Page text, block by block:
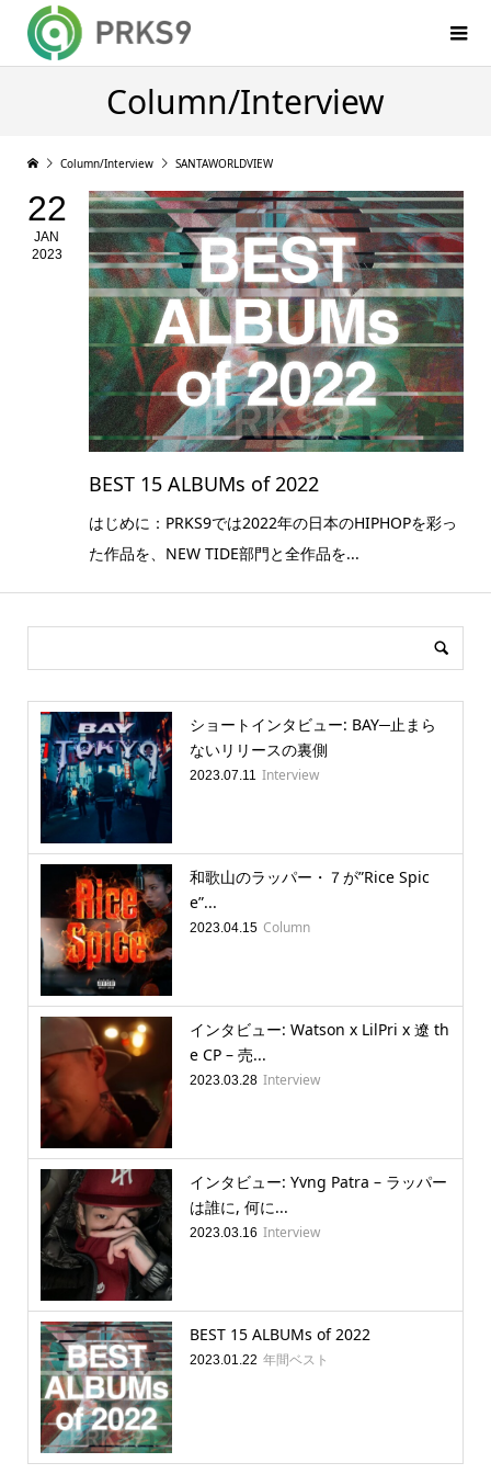
Column/Interview
Column/Interview SANTAWORLDVIEW
22
JAN
2023
BEST 15 ALBUMs of 2022
はじめに：PRKS9では2022年の日本のHIPHOPを彩っ
た作品を、NEW TIDE部門と全作品を...
ショートインタビュー: BAY─止まら
ないリリースの裏側
2023.07.11 Interview
和歌山のラッパー・７が”Rice Spic
e”...
2023.04.15 Column
インタビュー: Watson x LilPri x 遼 th
e CP – 売...
2023.03.28 Interview
インタビュー: Yvng Patra – ラッパー
は誰に, 何に...
2023.03.16 Interview
BEST 15 ALBUMs of 2022
2023.01.22 年間ベスト